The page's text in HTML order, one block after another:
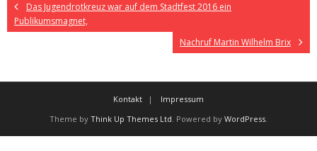
Das Jugendrotkreuz war auf dem Stadtfest 2016 ein
Publikumsmagnet,
Nachruf Martin Wilhelm Brix
Kontakt
Impressum
Theme by Think Up Themes Ltd. Powered by WordPress.